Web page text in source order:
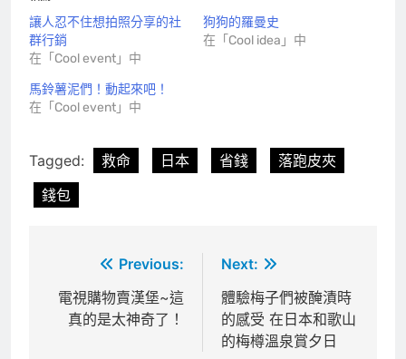
讓人忍不住想拍照分享的社
群行銷
在「Cool event」中
狗狗的羅曼史
在「Cool idea」中
馬鈴薯泥們！動起來吧！
在「Cool event」中
Tagged: 救命 日本 省錢
落跑皮夾
錢包
章
Previous:
電視購物賣漢堡~這
真的是太神奇了！
Next:
體驗梅子們被醃漬時
的感受 在日本和歌山
的梅樽溫泉賞夕日